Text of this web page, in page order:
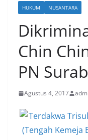
HUKUM NUSANTARA
Chin
PN
Agustus 4, 2017